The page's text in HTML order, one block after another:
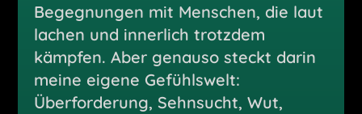
Begegnungen mit Menschen, die laut
lachen und innerlich trotzdem
kämpfen. Aber genauso steckt darin
meine eigene Gefühlswelt:
Überforderung, Sehnsucht, Wut,